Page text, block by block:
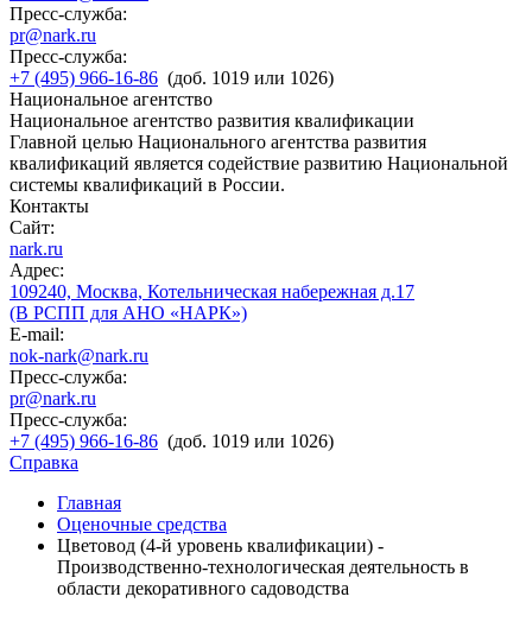
Пресс-служба:
pr@nark.ru
Пресс-служба:
+7 (495) 966-16-86 (доб. 1019 или 1026)
Национальное агентство
Национальное агентство развития квалификации
Главной целью Национального агентства развития
квалификаций является содействие развитию Национальной
системы квалификаций в России.
Контакты
Сайт:
nark.ru
Адрес:
109240, Москва, Котельническая набережная д.17
(В РСПП для АНО «НАРК»)
E-mail:
nok-nark@nark.ru
Пресс-служба:
pr@nark.ru
Пресс-служба:
+7 (495) 966-16-86 (доб. 1019 или 1026)
Справка
Главная
Оценочные средства
Цветовод (4-й уровень квалификации) -
Производственно-технологическая деятельность в
области декоративного садоводства